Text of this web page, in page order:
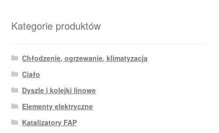
Kategorie produktów
Chłodzenie, ogrzewanie, klimatyzacja
Ciało
Dyszle i kolejki linowe
Elementy elektryczne
Katalizatory FAP